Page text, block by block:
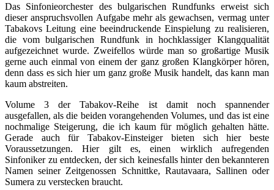
Das Sinfonieorchester des bulgarischen Rundfunks erweist sich
dieser anspruchsvollen Aufgabe mehr als gewachsen, vermag unter
Tabakovs Leitung eine beeindruckende Einspielung zu realisieren,
die vom bulgarischen Rundfunk in hochklassiger Klangqualität
aufgezeichnet wurde. Zweifellos würde man so großartige Musik
gerne auch einmal von einem der ganz großen Klangkörper hören,
denn dass es sich hier um ganz große Musik handelt, das kann man
kaum abstreiten.
Volume 3 der Tabakov-Reihe ist damit noch spannender
ausgefallen, als die beiden vorangehenden Volumes, und das ist eine
nochmalige Steigerung, die ich kaum für möglich gehalten hätte.
Gerade auch für Tabakov-Einsteiger bieten sich hier beste
Voraussetzungen. Hier gilt es, einen wirklich aufregenden
Sinfoniker zu entdecken, der sich keinesfalls hinter den bekannteren
Namen seiner Zeitgenossen Schnittke, Rautavaara, Sallinen oder
Sumera zu verstecken braucht.